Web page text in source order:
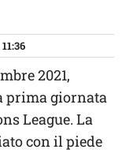
2021,
prima giornata
League. La
con il piede